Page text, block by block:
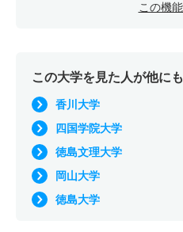
この機
この大学を見た人が他に
香川大学
四国学院大学
徳島文理大学
岡山大学
徳島大学